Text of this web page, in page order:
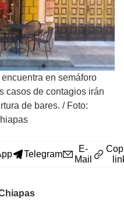
en semáforo
casos de contagios irán
de bares. / Foto:
Telegram
E-
Mail